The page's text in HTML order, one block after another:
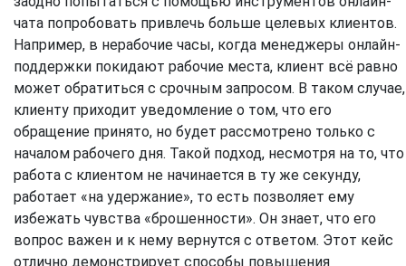
чата попробовать привлечь больше целевых клиентов.
Например, в нерабочие часы, когда менеджеры онлайн-
поддержки покидают рабочие места, клиент всё равно
может обратиться с срочным запросом. В таком случае,
клиенту приходит уведомление о том, что его
обращение принято, но будет рассмотрено только с
началом рабочего дня. Такой подход, несмотря на то, что
работа с клиентом не начинается в ту же секунду,
работает «на удержание», то есть позволяет ему
избежать чувства «брошенности». Он знает, что его
вопрос важен и к нему вернутся с ответом. Этот кейс
отлично демонстрирует способы повышения